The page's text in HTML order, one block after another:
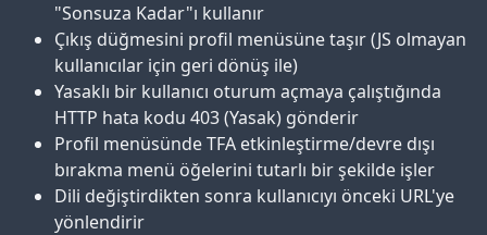
"Sonsuza Kadar"ı kullanır
Çıkış düğmesini profil menüsüne taşır (JS olmayan
kullanıcılar için geri dönüş ile)
Yasaklı bir kullanıcı oturum açmaya çalıştığında
HTTP hata kodu 403 (Yasak) gönderir
Profil menüsünde TFA etkinleştirme/devre dışı
bırakma menü öğelerini tutarlı bir şekilde işler
Dili değiştirdikten sonra kullanıcıyı önceki URL'ye
yönlendirir